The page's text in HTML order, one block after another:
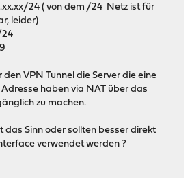
24 ( von dem /24 Netz ist für
leider)
24
den VPN Tunnel die Server die eine
Adresse haben via NAT über das
zu machen.
Sinn oder sollten besser direkt
verwendet werden ?